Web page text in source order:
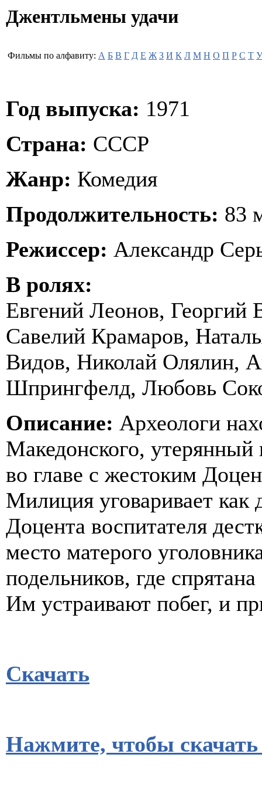
Джентльмены удачи
Фильмы по алфавиту: А Б В Г Д Е Ж З И К Л М Н О П Р С Т У
Год выпуска: 1971
Страна: СССР
Жанр: Комедия
Продолжительность: 83
Режиссер: Александр
В ролях:
Евгений Леонов, Георгий
Савелий Крамаров,
Видов, Николай Олялин,
Шпрингфелд, Любовь
Описание: Археологи
Македонского,
во главе с жестоким
Милиция уговаривает как
Доцента воспитателя
место матерого
подельников, где
Им устраивают побег, и
Скачать
Нажмите, чтобы